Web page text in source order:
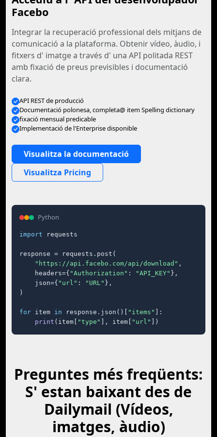
Facebo
Integrar la recuperació professional dels mitjans de
comunicació a la plataforma. Obtenir vídeo, àudio, i
fitxers d' imatge a través d' una API politada REST
amb fixació de preus previsibles i documentació
clara.
API REST de producció
Documentació polonesa, completa@ item Spelling dictionary
fixació mensual predicable
Implementació de l'Enterprise disponible
Visualitza la documentació
Visualitza Pricing
Python
import requests
response = requests.post(
"https://api.facebo.com/api/download" ,
    headers={
"Authorization" : "API_KEY" },
    json={
"url" : "URL" },
)
for item in response.json()[ "items"
]:
print (item[ "type" ], item[ "url" ])
Preguntes més freqüents:
S' estan baixant des de
Dailymail (Vídeos,
imatges, àudio)